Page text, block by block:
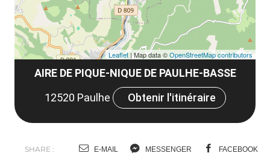
AIRE DE PIQUE-NIQUE DE PAULHE-BASSE
12520 Paulhe
Obtenir l'itinéraire
Leaflet | Map data ©OpenStreetMap contributors
SHARE : E-MAIL MESSENGER FACEBOOK